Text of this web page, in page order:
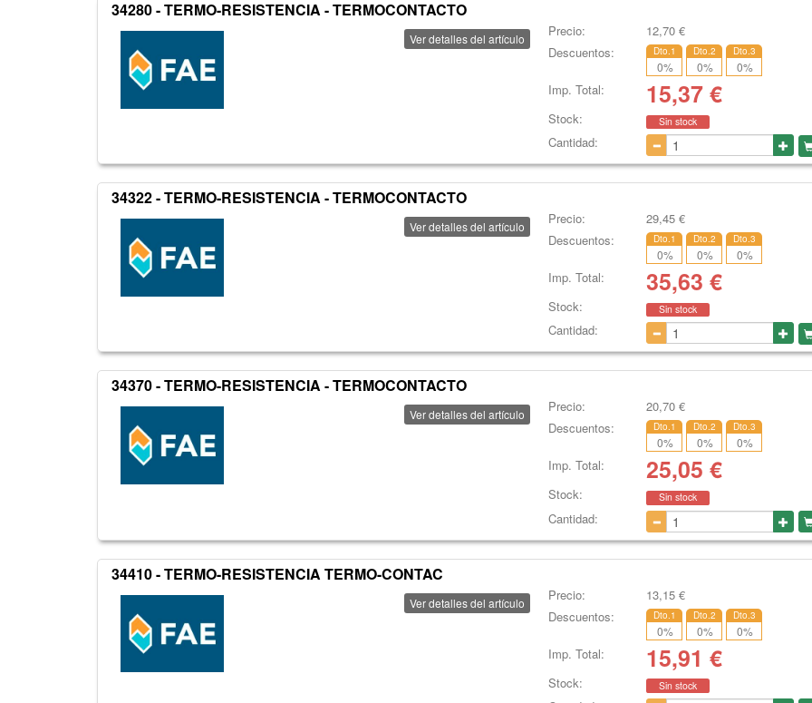
34280 - TERMO-RESISTENCIA - TERMOCONTACTO
Ver detalles del artículo Precio: 12,70 €
Descuentos:
Dto.1
0%
Dto.2
0%
Dto.3
0%
Imp. Total: 15,37€
Stock: Sin stock
Cantidad:
34322 - TERMO-RESISTENCIA - TERMOCONTACTO
Ver detalles del artículo Precio: 29,45 €
Descuentos:
Dto.1
0%
Dto.2
0%
Dto.3
0%
Imp. Total: 35,63 €
Stock: Sin stock
Cantidad:
34370 - TERMO-RESISTENCIA - TERMOCONTACTO
Ver detalles del artículo Precio: 20,70 €
Descuentos:
Dto.1
0%
Dto.2
0%
Dto.3
0%
Imp. Total: 25,05 €
Stock: Sin stock
Cantidad:
34410 - TERMO-RESISTENCIA TERMO-CONTAC
Ver detalles del artículo Precio: 13,15 €
Descuentos:
Dto.1
0%
Dto.2
0%
Dto.3
0%
Imp. Total: 15,91 €
Stock: Sin stock